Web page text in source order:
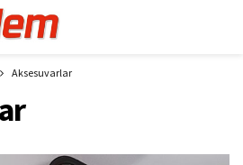
Aksesuvarlar